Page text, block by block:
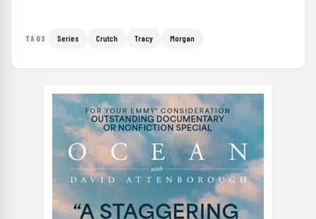
TAGS Series Crutch Tracy Morgan